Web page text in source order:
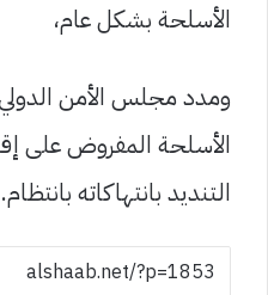
الأسلحة بشكل عام،
ومدد مجلس الأمن
الأسلحة المفروض على
التنديد بانتهاكاته بانتظام.